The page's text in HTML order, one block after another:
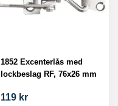
1852 Excenterlås med
lockbeslag RF, 76x26 mm
119 kr